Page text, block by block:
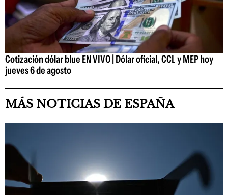
Cotización dólar blue EN VIVO | Dólar oficial, CCL y MEP hoy
jueves 6 de agosto
MÁS NOTICIAS DE ESPAÑA